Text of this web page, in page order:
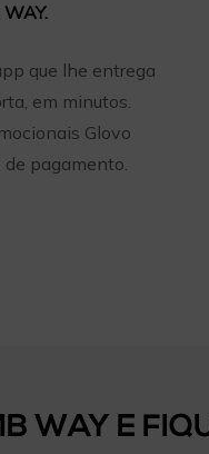
que lhe entrega
em minutos.
Glovo
pagamento.
WAY E